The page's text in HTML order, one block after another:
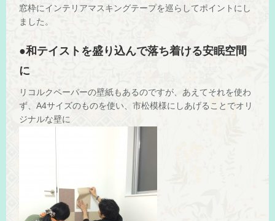
窓枠にインテリアマスキングテープを巡らしてポイントにし
ました。
●和テイストを盛り込んで落ち着ける安眠空間
に
リコルクペーパーの壁紙もあるのですが、あえてそれを使わ
ず、A4サイズのものを使い、市松模様にしあげることでオリ
ジナルな壁に